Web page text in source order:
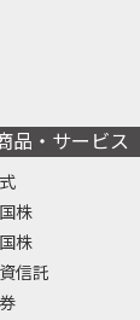
品・サービス
株
株
信託